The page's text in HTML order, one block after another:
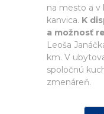
na mesto a v
kanvica. K
a možnosť
Leoša
km. V
spoločnú
zmenáreň.